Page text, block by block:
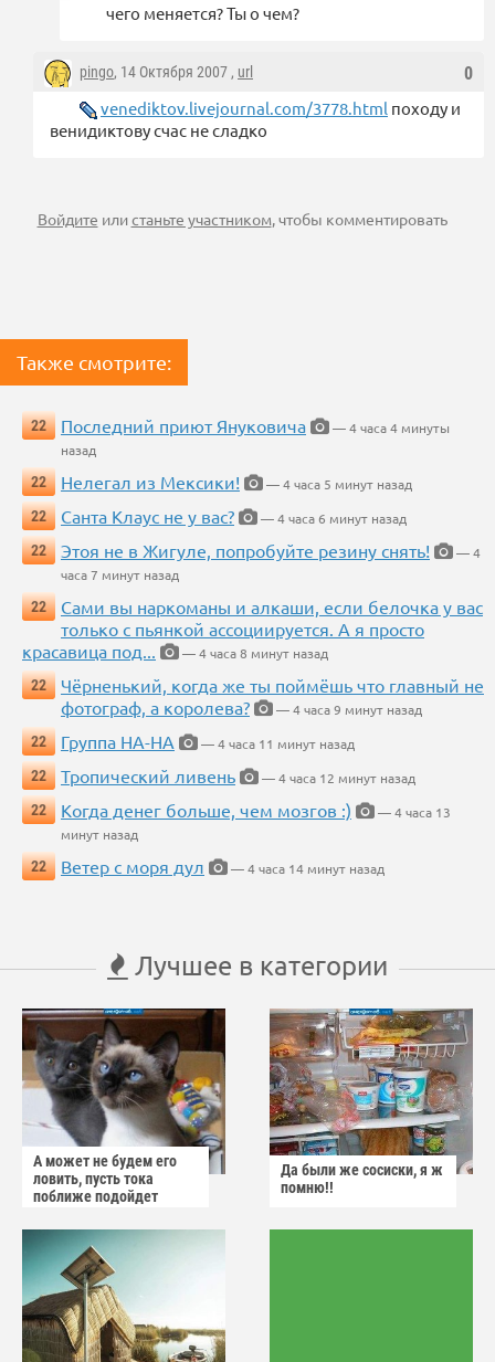
чего меняется? Ты о чем?
0
pingo, 14 Октября 2007 , url
venediktov.livejournal.com/3778.html походу и
венидиктову счас не сладко
Войдите илистаньте участником, чтобы комментировать
Также смотрите:
22 Последний приют Януковича
— 4 часа 4 минуты
назад
22
Нелегал из Мексики!
— 4 часа 5 минут назад
22
Санта Клаус не у вас?
— 4 часа 6 минут назад
22
Этоя не в Жигуле, попробуйте резину снять!
— 4
часа 7 минут назад
22
Сами вы наркоманы и алкаши, если белочка у вас
только с пьянкой ассоциируется. А я просто
красавица под...
— 4 часа 8 минут назад
22
Чёрненький, когда же ты поймёшь что главный не
фотограф, а королева?
— 4 часа 9 минут назад
22
Группа НА-НА
— 4 часа 11 минут назад
22
Тропический ливень
— 4 часа 12 минут назад
22
Когда денег больше, чем мозгов :)
— 4 часа 13
минут назад
22
Ветер с моря дул — 4 часа 14 минут назад
Лучшее в категории
А может не будем его
ловить, пусть тока
поближе подойдет
Да были же сосиски, я ж
помню!!